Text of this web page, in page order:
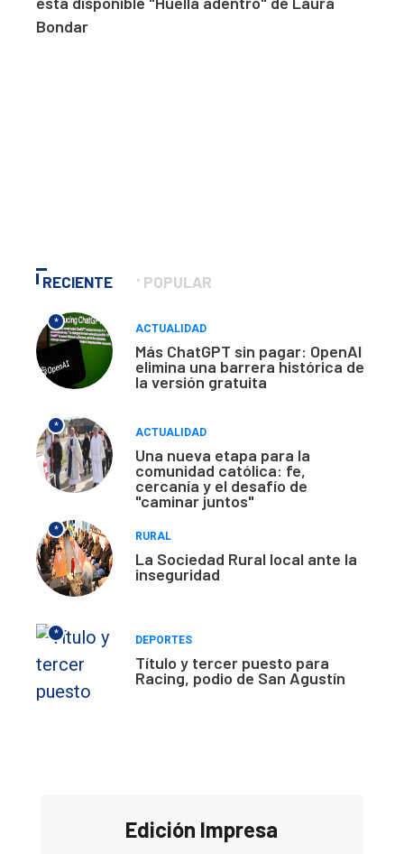
Bondar
RECIENTE POPULAR
*
ACTUALIDAD
Más ChatGPT sin pagar: OpenAI
elimina una barrera histórica de
la versión gratuita
*
ACTUALIDAD
Una nueva etapa para la
comunidad católica: fe,
cercanía y el desafío de
"caminar juntos"
*
RURAL
La Sociedad Rural local ante la
inseguridad
*
DEPORTES
Título y tercer puesto para
Racing, podio de San Agustín
Edición Impresa